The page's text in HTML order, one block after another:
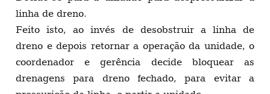
linha de dreno.
Feito isto, ao invés de desobstruir a linha de
dreno e depois retornar a operação da unidade, o
coordenador e gerência decide bloquear as
drenagens para dreno fechado, para evitar a